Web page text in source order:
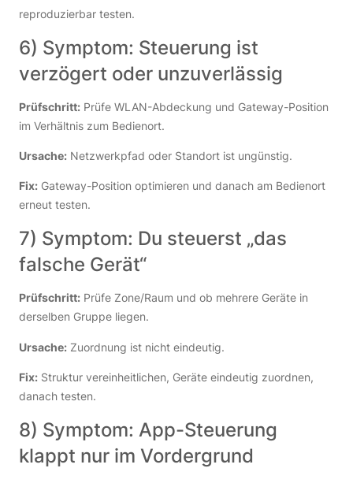
reproduzierbar testen.
6) Symptom: Steuerung ist
verzögert oder unzuverlässig
Prüfschritt: Prüfe WLAN-Abdeckung und Gateway-Position
im Verhältnis zum Bedienort.
Ursache: Netzwerkpfad oder Standort ist ungünstig.
Fix: Gateway-Position optimieren und danach am Bedienort
erneut testen.
7) Symptom: Du steuerst „das
falsche Gerät“
Prüfschritt: Prüfe Zone/Raum und ob mehrere Geräte in
derselben Gruppe liegen.
Ursache: Zuordnung ist nicht eindeutig.
Fix: Struktur vereinheitlichen, Geräte eindeutig zuordnen,
danach testen.
8) Symptom: App-Steuerung
klappt nur im Vordergrund